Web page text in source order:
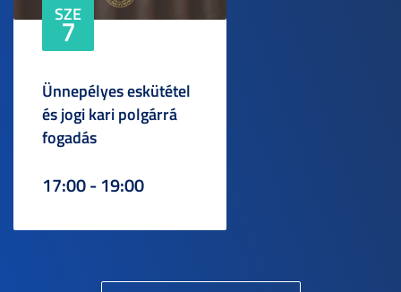
SZE
7
Ünnepélyes eskütétel
és jogi kari polgárrá
fogadás
17:00 - 19:00